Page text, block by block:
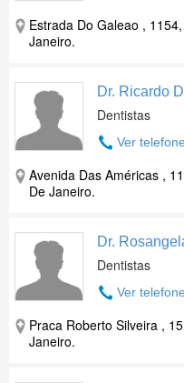
Estrada Do Galeao ,
Janeiro.
Dr. Ricardo
Dentistas
Ver telefone
Avenida Das Américas ,
De Janeiro.
Dr.
Dentistas
Ver telefone
Praca Roberto Silveira ,
Janeiro.